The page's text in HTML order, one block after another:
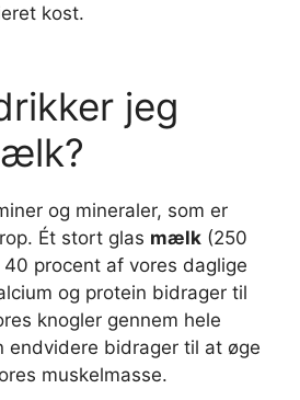
kost.
jeg
og mineraler, som er
Ét stort glas mælk (250
procent af vores daglige
og protein bidrager til
knogler gennem hele
endvidere bidrager til at øge
muskelmasse.